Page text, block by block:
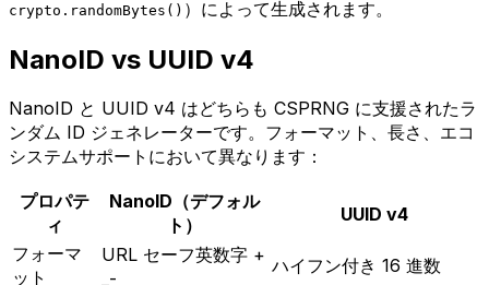
crypto.randomBytes() ）によって生成されます。
NanoID vs UUID v4
NanoID と UUID v4 はどちらも CSPRNG に支援されたラ
ンダム ID ジェネレーターです。フォーマット、長さ、エコ
システムサポートにおいて異なります：
プロパテ
ィ
NanoID（デフォル
ト）
UUID v4
フォーマ
ット
URL セーフ英数字 +
_-
ハイフン付き 16 進数